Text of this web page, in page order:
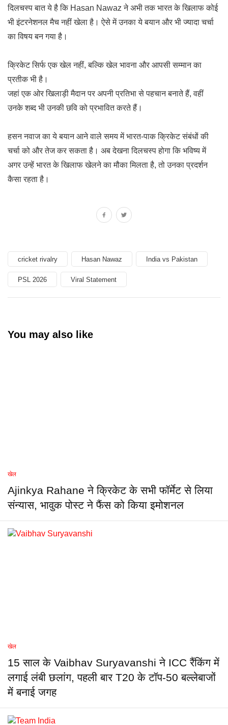
दिलचस्प बात ये है कि Hasan Nawaz ने अभी तक भारत के खिलाफ कोई
भी इंटरनेशनल मैच नहीं खेला है। ऐसे में उनका ये बयान और भी ज्यादा चर्चा
का विषय बन गया है।
क्रिकेट सिर्फ एक खेल नहीं, बल्कि खेल भावना और आपसी सम्मान का
प्रतीक भी है।
जहां एक ओर खिलाड़ी मैदान पर अपनी प्रतिभा से पहचान बनाते हैं, वहीं
उनके शब्द भी उनकी छवि को प्रभावित करते हैं।
हसन नवाज का ये बयान आने वाले समय में भारत-पाक क्रिकेट संबंधों की
चर्चा को और तेज कर सकता है। अब देखना दिलचस्प होगा कि भविष्य में
अगर उन्हें भारत के खिलाफ खेलने का मौका मिलता है, तो उनका प्रदर्शन
कैसा रहता है।
cricket rivalry Hasan Nawaz India vs Pakistan
PSL 2026 Viral Statement
You may also like
खेल
Ajinkya Rahane ने क्रिकेट के सभी फॉर्मेट से लिया
संन्यास, भावुक पोस्ट ने फैंस को किया इमोशनल
खेल
15 साल के Vaibhav Suryavanshi ने ICC रैंकिंग में
लगाई लंबी छलांग, पहली बार T20 के टॉप-50 बल्लेबाजों
में बनाई जगह